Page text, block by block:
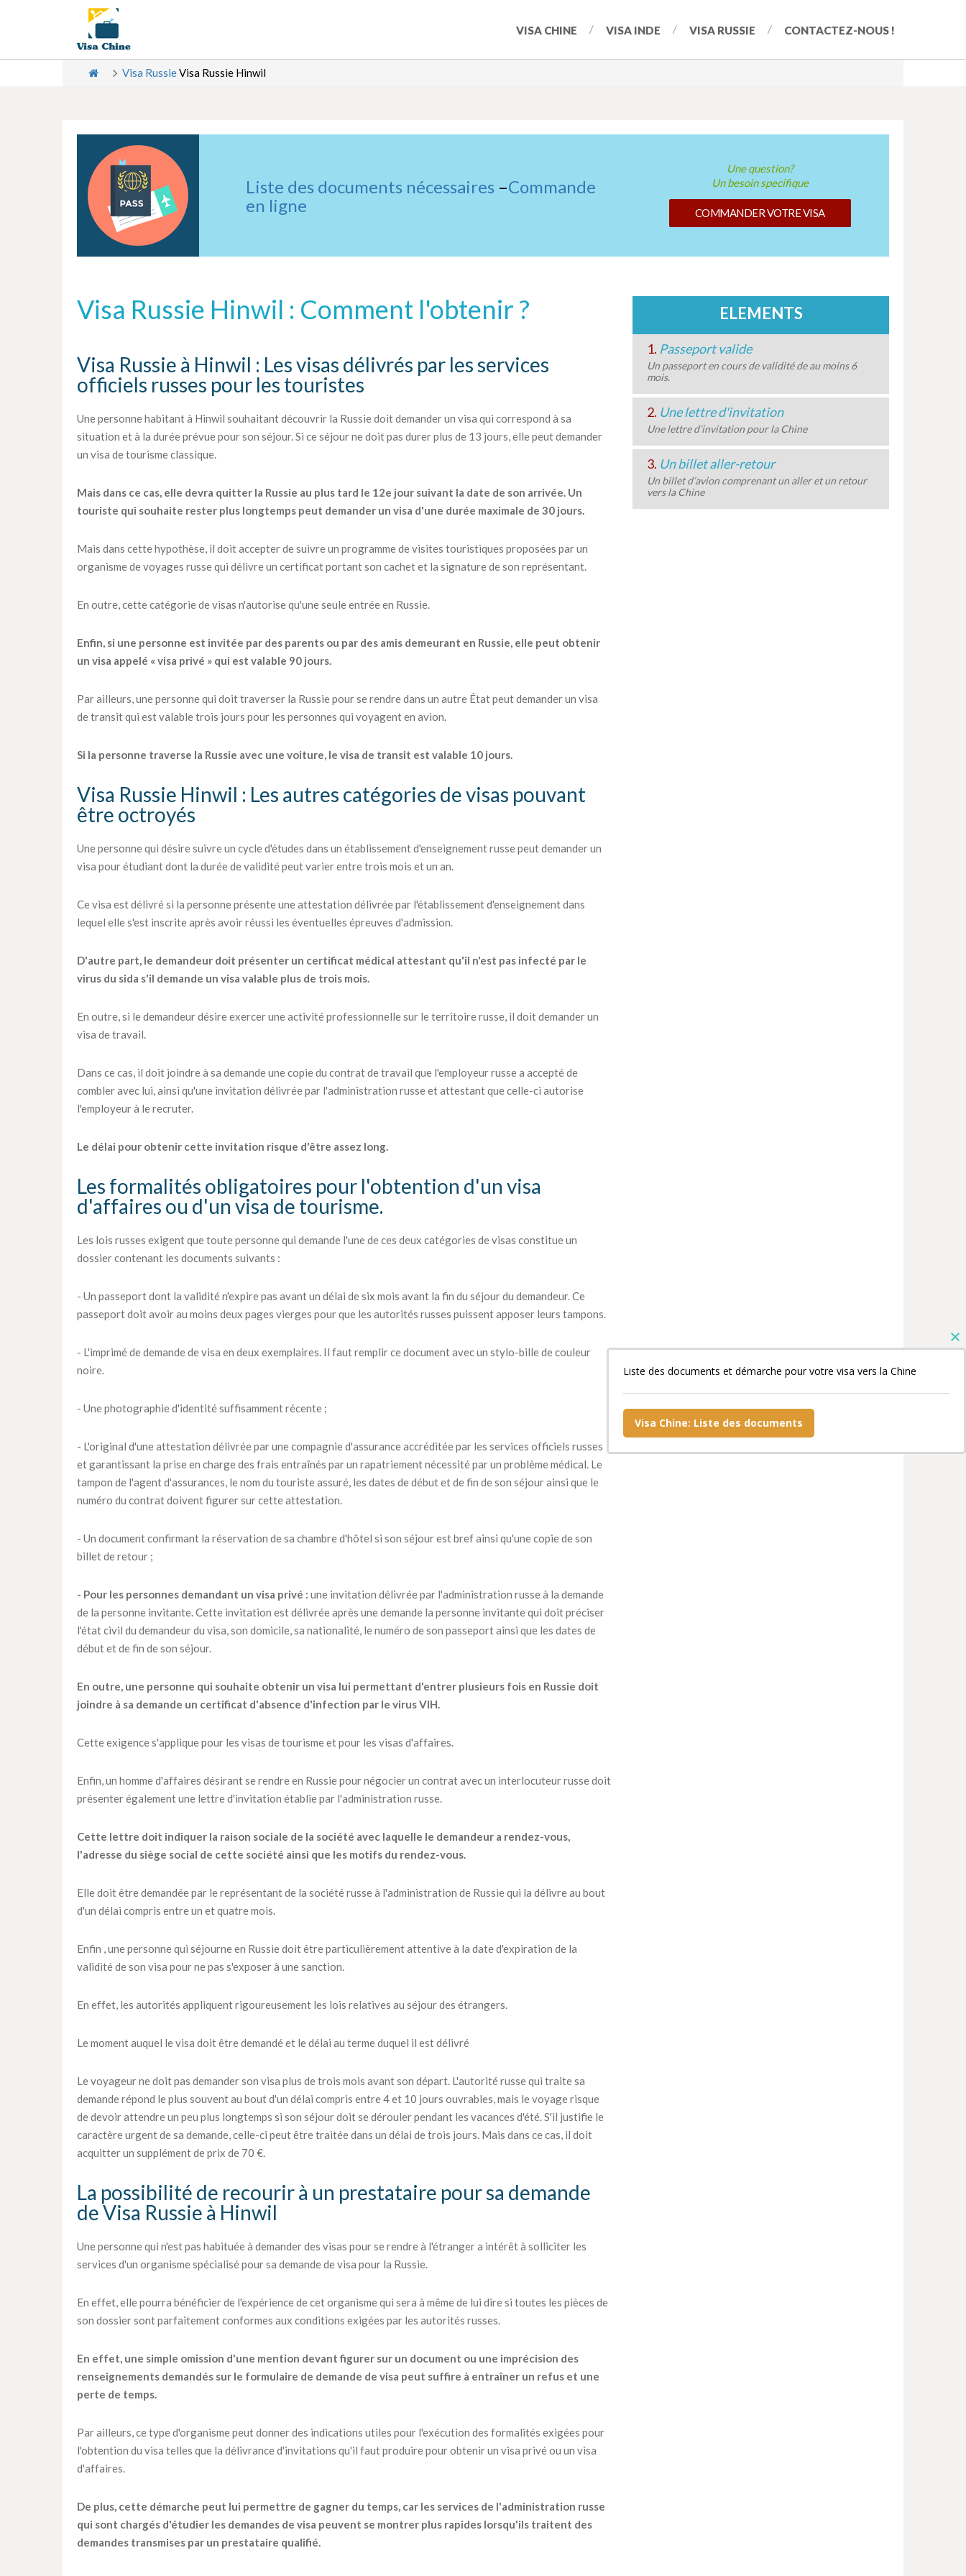
VISA CHINE VISA INDE VISA RUSSIE CONTACTEZ-NOUS !
Visa RussieVisa Russie Hinwil
Liste des documents nécessaires –Commande
en ligne
Une question?
Un besoin specifique
COMMANDER VOTRE VISA
Visa Russie Hinwil : Comment l'obtenir ?
Visa Russie à Hinwil : Les visas délivrés par les services
officiels russes pour les touristes
Une personne habitant à Hinwil souhaitant découvrir la Russie doit demander un visa qui correspond à sa
situation et à la durée prévue pour son séjour. Si ce séjour ne doit pas durer plus de 13 jours, elle peut demander
un visa de tourisme classique.
Mais dans ce cas, elle devra quitter la Russie au plus tard le 12e jour suivant la date de son arrivée. Un
touriste qui souhaite rester plus longtemps peut demander un visa d'une durée maximale de 30 jours.
Mais dans cette hypothèse, il doit accepter de suivre un programme de visites touristiques proposées par un
organisme de voyages russe qui délivre un certificat portant son cachet et la signature de son représentant.
En outre, cette catégorie de visas n'autorise qu'une seule entrée en Russie.
Enfin, si une personne est invitée par des parents ou par des amis demeurant en Russie, elle peut obtenir
un visa appelé « visa privé » qui est valable 90 jours.
Par ailleurs, une personne qui doit traverser la Russie pour se rendre dans un autre État peut demander un visa
de transit qui est valable trois jours pour les personnes qui voyagent en avion.
Si la personne traverse la Russie avec une voiture, le visa de transit est valable 10 jours.
Visa Russie Hinwil : Les autres catégories de visas pouvant
être octroyés
Une personne qui désire suivre un cycle d'études dans un établissement d'enseignement russe peut demander un
visa pour étudiant dont la durée de validité peut varier entre trois mois et un an.
Ce visa est délivré si la personne présente une attestation délivrée par l'établissement d'enseignement dans
lequel elle s'est inscrite après avoir réussi les éventuelles épreuves d'admission.
D'autre part, le demandeur doit présenter un certificat médical attestant qu'il n'est pas infecté par le
virus du sida s'il demande un visa valable plus de trois mois.
En outre, si le demandeur désire exercer une activité professionnelle sur le territoire russe, il doit demander un
visa de travail.
Dans ce cas, il doit joindre à sa demande une copie du contrat de travail que l'employeur russe a accepté de
combler avec lui, ainsi qu'une invitation délivrée par l'administration russe et attestant que celle-ci autorise
l'employeur à le recruter.
Le délai pour obtenir cette invitation risque d'être assez long.
Les formalités obligatoires pour l'obtention d'un visa
d'affaires ou d'un visa de tourisme.
Les lois russes exigent que toute personne qui demande l'une de ces deux catégories de visas constitue un
dossier contenant les documents suivants :
- Un passeport dont la validité n'expire pas avant un délai de six mois avant la fin du séjour du demandeur. Ce
passeport doit avoir au moins deux pages vierges pour que les autorités russes puissent apposer leurs tampons.
- L'imprimé de demande de visa en deux exemplaires. Il faut remplir ce document avec un stylo-bille de couleur
noire.
- Une photographie d'identité suffisamment récente ;
- L'original d'une attestation délivrée par une compagnie d'assurance accréditée par les services officiels russes
et garantissant la prise en charge des frais entraînés par un rapatriement nécessité par un problème médical. Le
tampon de l'agent d'assurances, le nom du touriste assuré, les dates de début et de fin de son séjour ainsi que le
numéro du contrat doivent figurer sur cette attestation.
- Un document confirmant la réservation de sa chambre d'hôtel si son séjour est bref ainsi qu'une copie de son
billet de retour ;
- Pour les personnes demandant un visa privé : une invitation délivrée par l'administration russe à la demande
de la personne invitante. Cette invitation est délivrée après une demande la personne invitante qui doit préciser
l'état civil du demandeur du visa, son domicile, sa nationalité, le numéro de son passeport ainsi que les dates de
début et de fin de son séjour.
En outre, une personne qui souhaite obtenir un visa lui permettant d'entrer plusieurs fois en Russie doit
joindre à sa demande un certificat d'absence d'infection par le virus VIH.
Cette exigence s'applique pour les visas de tourisme et pour les visas d'affaires.
Enfin, un homme d'affaires désirant se rendre en Russie pour négocier un contrat avec un interlocuteur russe doit
présenter également une lettre d'invitation établie par l'administration russe.
Cette lettre doit indiquer la raison sociale de la société avec laquelle le demandeur a rendez-vous,
l'adresse du siège social de cette société ainsi que les motifs du rendez-vous.
Elle doit être demandée par le représentant de la société russe à l'administration de Russie qui la délivre au bout
d'un délai compris entre un et quatre mois.
Enfin , une personne qui séjourne en Russie doit être particulièrement attentive à la date d'expiration de la
validité de son visa pour ne pas s'exposer à une sanction.
En effet, les autorités appliquent rigoureusement les lois relatives au séjour des étrangers.
Le moment auquel le visa doit être demandé et le délai au terme duquel il est délivré
Le voyageur ne doit pas demander son visa plus de trois mois avant son départ. L'autorité russe qui traite sa
demande répond le plus souvent au bout d'un délai compris entre 4 et 10 jours ouvrables, mais le voyage risque
de devoir attendre un peu plus longtemps si son séjour doit se dérouler pendant les vacances d'été. S'il justifie le
caractère urgent de sa demande, celle-ci peut être traitée dans un délai de trois jours. Mais dans ce cas, il doit
acquitter un supplément de prix de 70 €.
La possibilité de recourir à un prestataire pour sa demande
de Visa Russie à Hinwil
Une personne qui n'est pas habituée à demander des visas pour se rendre à l'étranger a intérêt à solliciter les
services d'un organisme spécialisé pour sa demande de visa pour la Russie.
En effet, elle pourra bénéficier de l'expérience de cet organisme qui sera à même de lui dire si toutes les pièces de
son dossier sont parfaitement conformes aux conditions exigées par les autorités russes.
En effet, une simple omission d'une mention devant figurer sur un document ou une imprécision des
renseignements demandés sur le formulaire de demande de visa peut suffire à entraîner un refus et une
perte de temps.
Par ailleurs, ce type d'organisme peut donner des indications utiles pour l'exécution des formalités exigées pour
l'obtention du visa telles que la délivrance d'invitations qu'il faut produire pour obtenir un visa privé ou un visa
d'affaires.
De plus, cette démarche peut lui permettre de gagner du temps, car les services de l'administration russe
qui sont chargés d'étudier les demandes de visa peuvent se montrer plus rapides lorsqu'ils traitent des
demandes transmises par un prestataire qualifié.
ELEMENTS
1. Passeport valide
Un passeport en cours de validité de au moins 6
mois.
2. Une lettre d'invitation
Une lettre d’invitation pour la Chine
3. Un billet aller-retour
Un billet d’avion comprenant un aller et un retour
vers la Chine
Liste des documents et démarche pour votre visa vers la Chine
Visa Chine: Liste des documents